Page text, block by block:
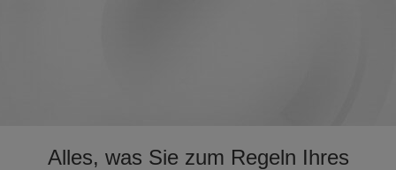
Alles, was Sie zum Regeln Ihres